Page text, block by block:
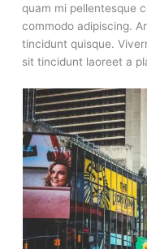
quam mi pellentesque
commodo adipiscing.
tincidunt quisque.
sit tincidunt laoreet a